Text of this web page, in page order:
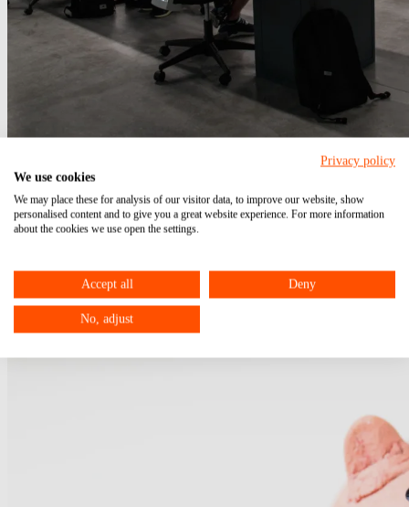
Arbeitszeiterfassung für Arbeitgeber verpflichtend
06.03.2023
Update vom: 20.02.2023
ArbeitszeiterfassungHöchstarbeitszeit Arbeitszeit
Privacy policy
We use cookies
We may place these for analysis of our visitor data, to improve our website, show
personalised content and to give you a great website experience. For more information
about the cookies we use open the settings.
Accept all Deny
No, adjust